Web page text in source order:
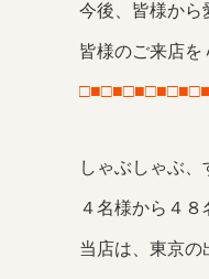
今後、皆様から
皆様のご来店を
しゃぶしゃぶ、
４名様から４
当店は、東京の